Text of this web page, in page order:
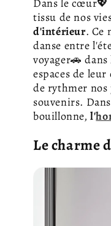
Dans le cœur💖
tissu de nos
d'intérieur. Ce
danse entre
voyager🚗
espaces de
de rythmer nos
souvenirs.
bouillonne, l'
Le charme